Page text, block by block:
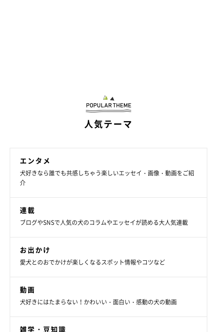
人気テーマ
エンタメ
犬好きなら誰でも共感しちゃう楽しいエッセイ・画像・動画をご紹
介
連載
ブログやSNSで人気の犬のコラムやエッセイが読める大人気連載
お出かけ
愛犬とのおでかけが楽しくなるスポット情報やコツなど
動画
犬好きにはたまらない！かわいい・面白い・感動の犬の動画
雑学・豆知識